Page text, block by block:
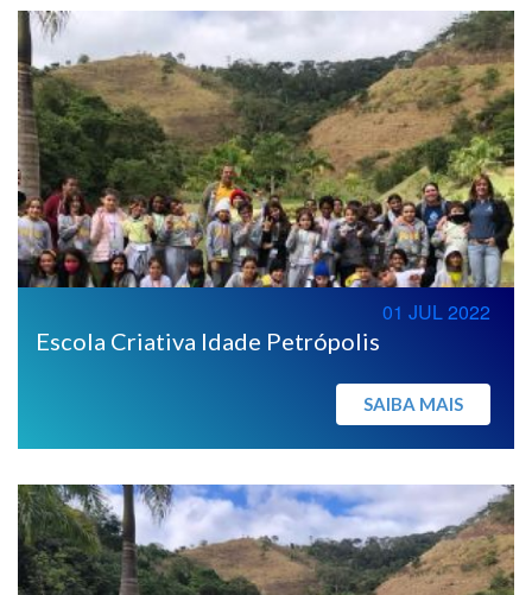
Escola Criativa Idade Petrópolis
01 JUL 2022
SAIBA MAIS